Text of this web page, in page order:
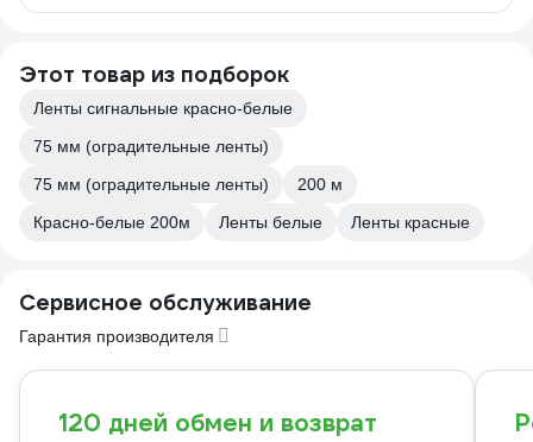
Этот товар из подборок
Ленты сигнальные красно-белые
75 мм (оградительные ленты)
75 мм (оградительные ленты)
200 м
Красно-белые 200м
Ленты белые Ленты красные
Сервисное обслуживание
Гарантия производителя
120 дней обмен и возврат